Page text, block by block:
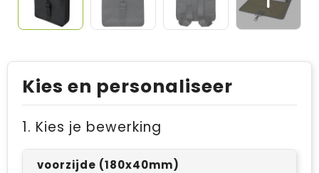
Kies en personaliseer
1. Kies je bewerking
voorzijde (180x40mm)